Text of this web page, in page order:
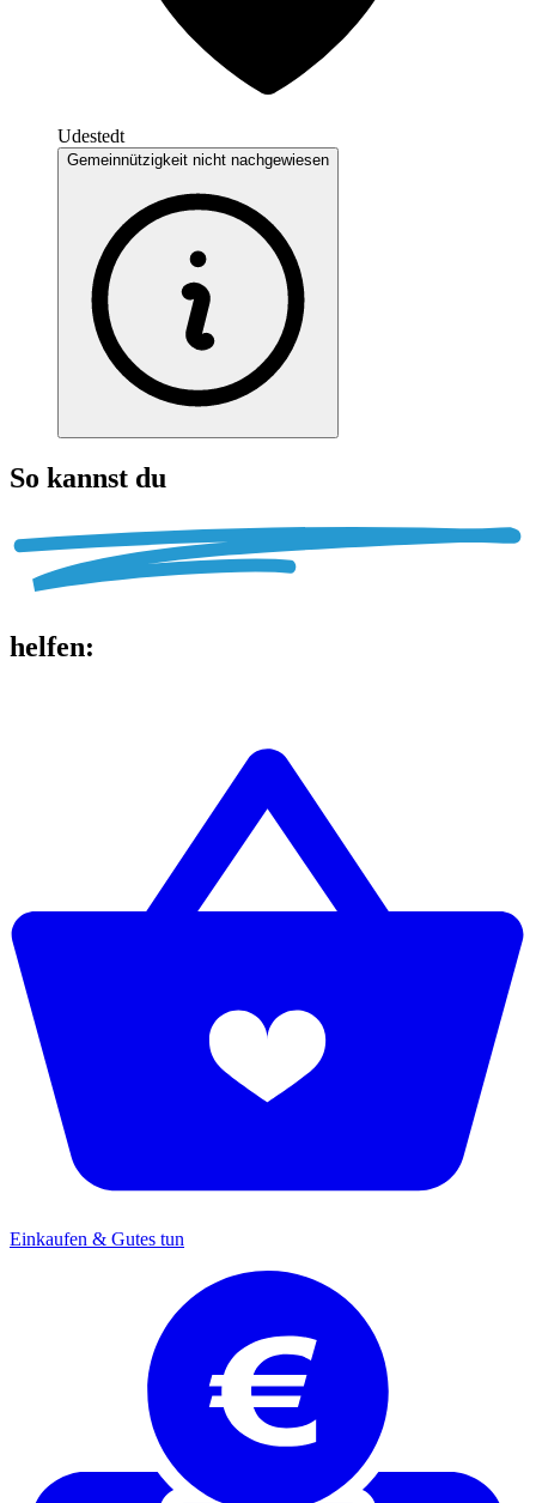
Udestedt
Gemeinnützigkeit nicht nachgewiesen
So kannst du
helfen:
Einkaufen & Gutes tun